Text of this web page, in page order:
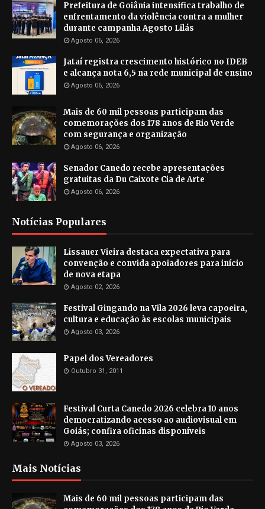
Prefeitura de Goiânia intensifica trabalho de
enfrentamento da violência contra a mulher
durante campanha Agosto Lilás
Agosto 06, 2026
Jataí registra crescimento histórico no IDEB
e alcança nota 6,5 na rede municipal de ensino
Agosto 06, 2026
Mais de 60 mil pessoas participam das
comemorações dos 178 anos de Rio Verde
com segurança e organização
Agosto 06, 2026
Senador Canedo recebe apresentações
gratuitas da Du Caixote Cia de Arte
Agosto 06, 2026
Notícias Populares
Lissauer Vieira destaca expectativa para
convenção e convida apoiadores para início
de nova etapa
Agosto 02, 2026
Festival Gingando na Vila 2026 leva capoeira,
cultura e educação às escolas municipais
Agosto 03, 2026
Papel dos Vereadores
Outubro 31, 2011
Festival Curta Canedo 2026 celebra 10 anos
democratizando acesso ao audiovisual em
Goiás; confira oficinas disponíveis
Agosto 03, 2026
Mais Notícias
Mais de 60 mil pessoas participam das